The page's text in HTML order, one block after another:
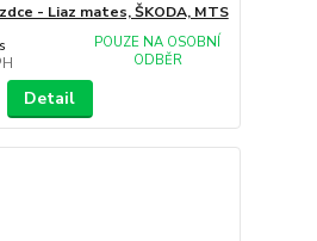
- Liaz mates, ŠKODA, MTS
POUZE NA OSOBNÍ
ODBĚR
Detail